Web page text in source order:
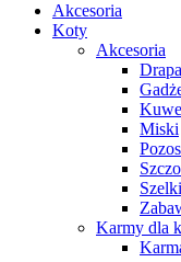
Akcesoria
Koty
Akcesoria
Miski
Karmy dla